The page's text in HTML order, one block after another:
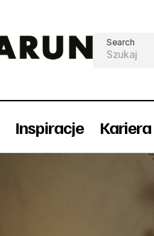
Search
Inspiracje Kariera